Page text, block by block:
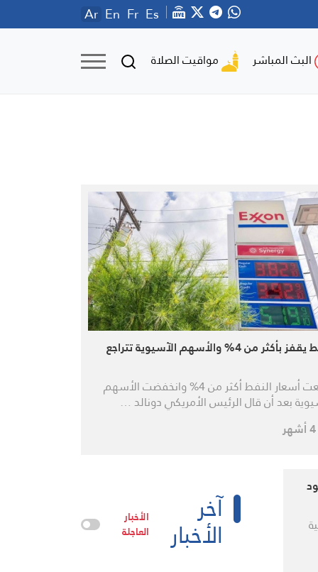
Ar En Fr Es
البث المباشر مواقيت الصلاة
بأكثر من 4% والأسهم الآسيوية تتراجع
ارتفعت أسعار النفط أكثر من 4% وانخفضت الأسهم
بعد أن قال الرئيس الأمريكي دونالد …
آخر
الأخبار
الأخبار
العاجلة